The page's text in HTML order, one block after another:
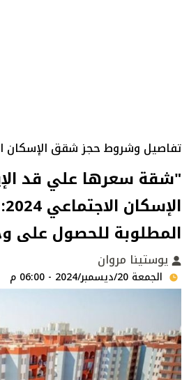
تفاصيل وشروط حجز شقق الإسكان
"شقة سعرها علي قد
المطلوبة للحصول على
يوستينا مروان
الجمعة 20/ديسمبر/2024 - 06:00 م